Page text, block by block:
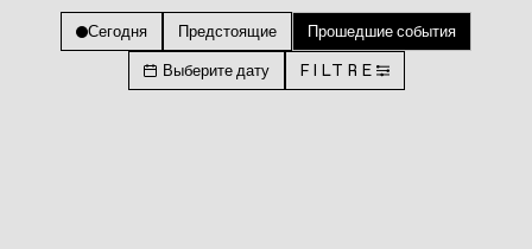
Сегодня Предстоящие Прошедшие события
Выберите дату FILTRE